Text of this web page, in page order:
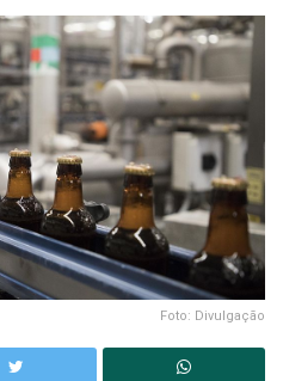
Foto: Divulgação